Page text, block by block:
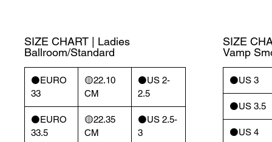
SIZE CHART | Ladies
Ballroom/Standard
⚫️EURO
33
🟡22.10
CM
⚫️US 2-
2.5
⚫️EURO
33.5
🟡22.35
CM
⚫️US 2.5-
3
SIZE
Vamp
⚫️US 3
⚫️US 3.5
⚫️US 4